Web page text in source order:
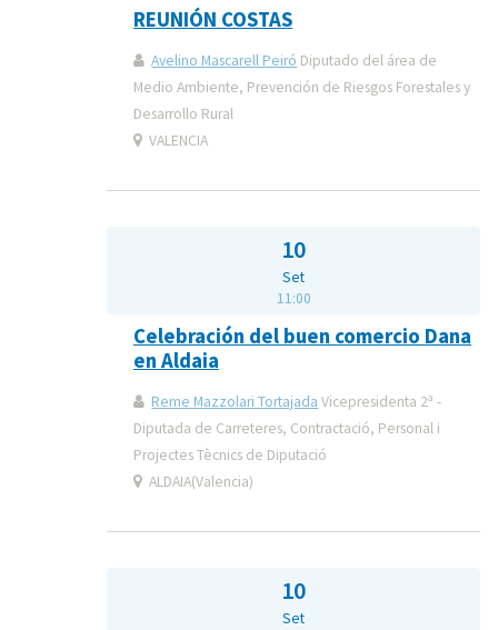
REUNIÓN COSTAS
Avelino Mascarell Peiró Diputado del área de
Medio Ambiente, Prevención de Riesgos Forestales y
Desarrollo Rural
VALENCIA
10
Set
11:00
Celebración del buen comercio Dana
en Aldaia
Reme Mazzolari Tortajada Vicepresidenta 2ª -
Diputada de Carreteres, Contractació, Personal i
Projectes Tècnics de Diputació
ALDAIA(Valencia)
10
Set